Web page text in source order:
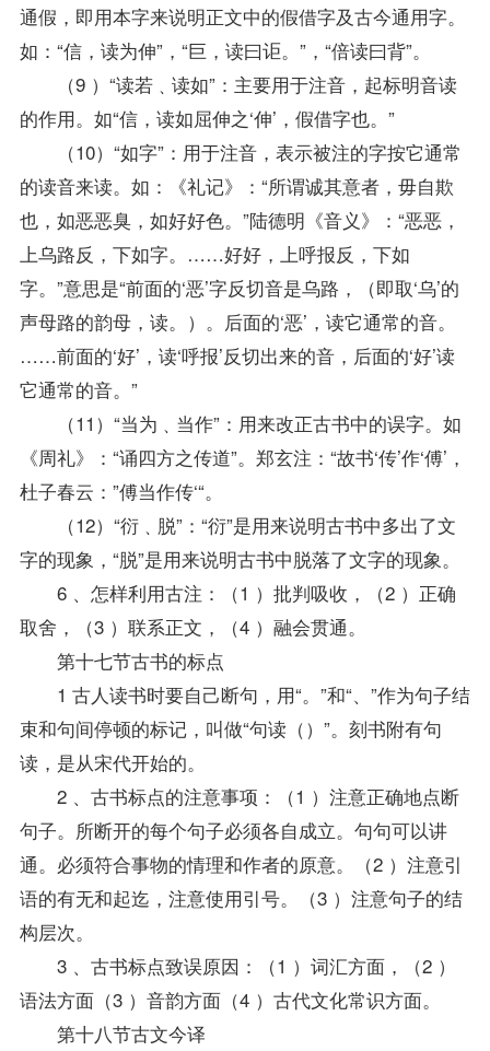
通假，即用本字来说明正文中的假借字及古今通用字。
如：“信，读为伸”，“巨，读曰讵。”，“倍读曰背”。
（9 ）“读若﹑读如”：主要用于注音，起标明音读
的作用。如“信，读如屈伸之‘伸’，假借字也。”
（10）“如字”：用于注音，表示被注的字按它通常
的读音来读。如：《礼记》：“所谓诚其意者，毋自欺
也，如恶恶臭，如好好色。”陆德明《音义》：“恶恶，
上乌路反，下如字。……好好，上呼报反，下如
字。”意思是“前面的‘恶’字反切音是乌路，（即取‘乌’的
声母路的韵母，读。）。后面的‘恶’，读它通常的音。
……前面的‘好’，读‘呼报’反切出来的音，后面的‘好’读
它通常的音。”
（11）“当为﹑当作”：用来改正古书中的误字。如
《周礼》：“诵四方之传道”。郑玄注：“故书‘传’作‘傅’，
杜子春云：”傅当作传‘“。
（12）“衍﹑脱”：“衍”是用来说明古书中多出了文
字的现象，“脱”是用来说明古书中脱落了文字的现象。
6 、怎样利用古注：（1 ）批判吸收，（2 ）正确
取舍，（3 ）联系正文，（4 ）融会贯通。
第十七节古书的标点
1 古人读书时要自己断句，用“。”和“、”作为句子结
束和句间停顿的标记，叫做“句读（）”。刻书附有句
读，是从宋代开始的。
2 、古书标点的注意事项：（1 ）注意正确地点断
句子。所断开的每个句子必须各自成立。句句可以讲
通。必须符合事物的情理和作者的原意。（2 ）注意引
语的有无和起迄，注意使用引号。（3 ）注意句子的结
构层次。
3 、古书标点致误原因：（1 ）词汇方面，（2 ）
语法方面（3 ）音韵方面（4 ）古代文化常识方面。
第十八节古文今译